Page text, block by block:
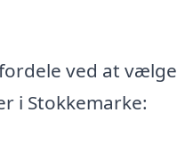
ved at vælge
i Stokkemarke: